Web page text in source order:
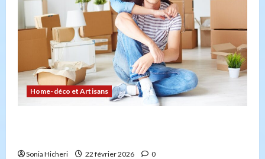
Home-déco et Artisans
Sonia Hicheri 22 février 2026 0